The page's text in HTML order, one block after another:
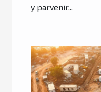
y parvenir...